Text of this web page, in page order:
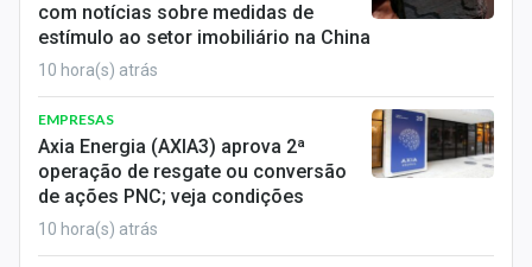
com notícias sobre medidas de
estímulo ao setor imobiliário na China
10 hora(s) atrás
EMPRESAS
Axia Energia (AXIA3) aprova 2ª
operação de resgate ou conversão
de ações PNC; veja condições
10 hora(s) atrás